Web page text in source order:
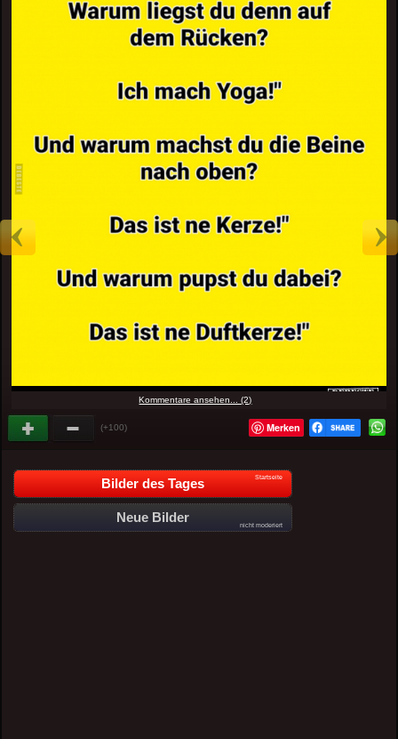
Kommentare ansehen... (2)
(+100) Merken
Bilder des Tages Startseite
Neue Bilder
nicht moderiert